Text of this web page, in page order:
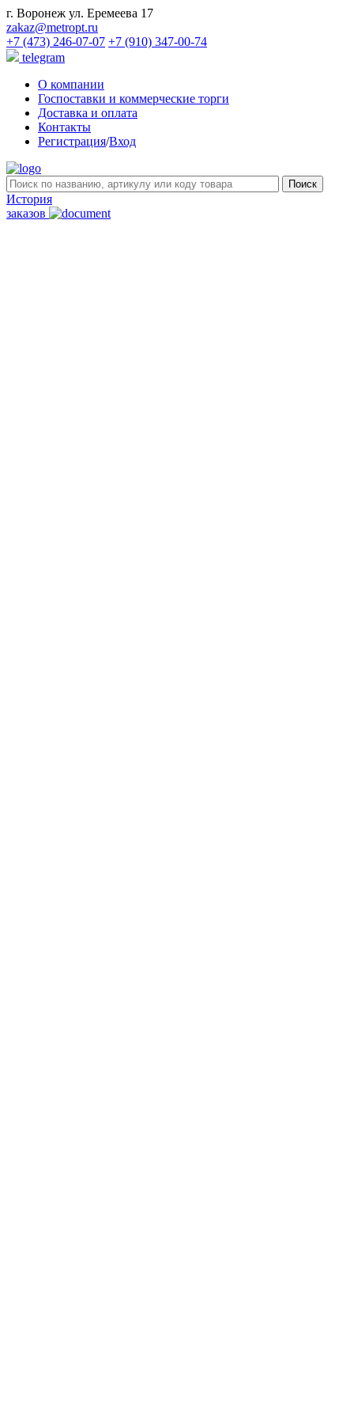
г. Воронеж ул. Еремеева 17
zakaz@metropt.ru
+7 (473) 246-07-07 +7 (910) 347-00-74
telegram
О компании
Госпоставки и коммерческие торги
Доставка и оплата
Контакты
Регистрация/Вход
История
заказов